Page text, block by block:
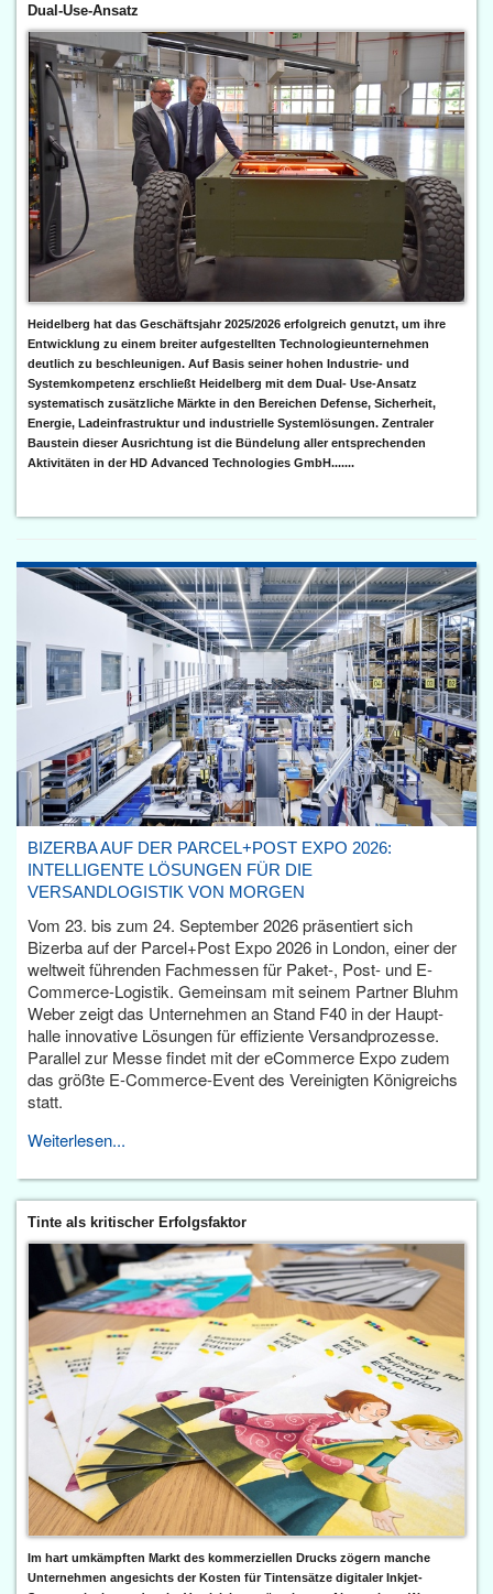
Dual-Use-Ansatz
Heidelberg hat das Geschäftsjahr 2025/2026 erfolgreich genutzt, um ihre
Entwicklung zu einem breiter aufgestellten Technologieunternehmen
deutlich zu beschleunigen. Auf Basis seiner hohen Industrie- und
Systemkompetenz erschließt Heidelberg mit dem Dual- Use-Ansatz
systematisch zusätzliche Märkte in den Bereichen Defense, Sicherheit,
Energie, Ladeinfrastruktur und industrielle Systemlösungen. Zentraler
Baustein dieser Ausrichtung ist die Bündelung aller entsprechenden
Aktivitäten in der HD Advanced Technologies GmbH.......
BIZERBA AUF DER PARCEL+POST EXPO 2026:
INTELLIGENTE LÖSUNGEN FÜR DIE
VERSANDLOGISTIK VON MORGEN
Vom 23. bis zum 24. September 2026 präsentiert sich
Bizerba auf der Parcel+Post Expo 2026 in London, einer der
weltweit führenden Fachmessen für Paket-, Post- und E-
Commerce-Logistik. Gemeinsam mit seinem Partner Bluhm
Weber zeigt das Unternehmen an Stand F40 in der Haupt­
halle innovative Lösungen für effiziente Versandprozesse.
Parallel zur Messe findet mit der eCommerce Expo zudem
das größte E-Commerce-Event des Vereinigten Königreichs
statt.
Weiterlesen...
Tinte als kritischer Erfolgsfaktor
Im hart umkämpften Markt des kommerziellen Drucks zögern manche
Unternehmen angesichts der Kosten für Tintensätze digitaler Inkjet-